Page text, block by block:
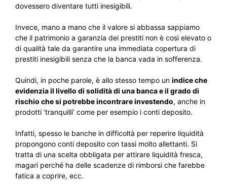
dovessero diventare tutti inesigibili.
Invece, mano a mano che il valore si abbassa sappiamo
che il patrimonio a garanzia dei prestiti non è così elevato o
di qualità tale da garantire una immediata copertura di
prestiti inesigibili senza che la banca vada in sofferenza.
Quindi, in poche parole, è allo stesso tempo un indice che
evidenzia il livello di solidità di una banca e il grado di
rischio che si potrebbe incontrare investendo, anche in
prodotti ‘tranquilli’ come per esempio i conti deposito.
Infatti, spesso le banche in difficoltà per reperire liquidità
propongono conti deposito con tassi molto allettanti. Si
tratta di una scelta obbligata per attirare liquidità fresca,
magari perché ha delle scadenze di rimborsi che farebbe
fatica a coprire, ecc.